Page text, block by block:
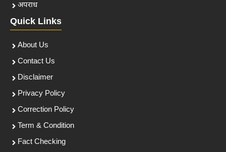
अपराध
Quick Links
About Us
Contact Us
Disclaimer
Privacy Policy
Correction Policy
Term & Condition
Fact Checking